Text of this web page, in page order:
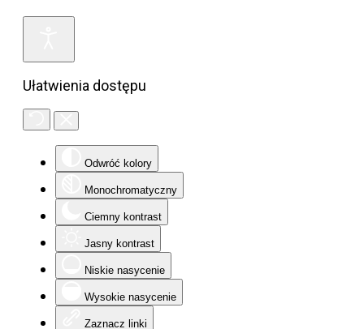
Ułatwienia dostępu
Odwróć kolory
Monochromatyczny
Ciemny kontrast
Jasny kontrast
Niskie nasycenie
Wysokie nasycenie
Zaznacz linki